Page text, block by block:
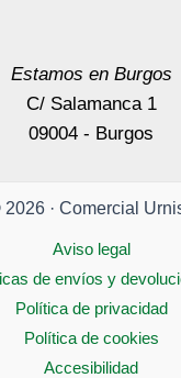
Estamos en Burgos
C/ Salamanca 1
09004 - Burgos
· Comercial
Aviso legal
de envíos y
Política de privacidad
Política de cookies
Accesibilidad